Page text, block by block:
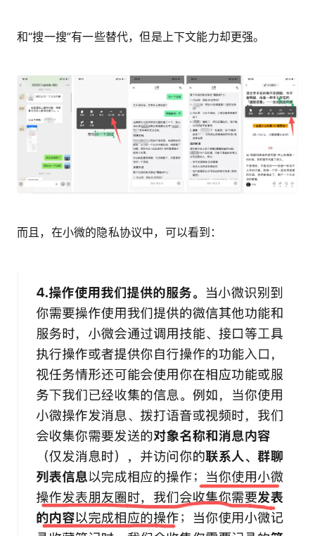
和“搜一搜”有一些替代，但是上下文能力却更强。
而且，在小微的隐私协议中，可以看到：